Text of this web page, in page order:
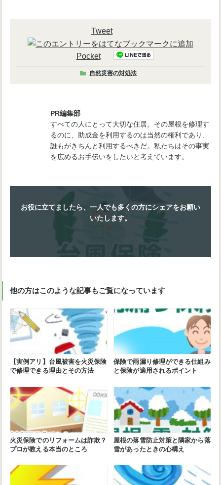
Tweet
Pocket
自然災害の対処法
PR編集部
すべての人にとって大切な住居。その屋根を修理す
るのに、助成金を利用するのは当然の権利であり、
誰もがきちんと利用するべきだ。私たちはその事実
を広めるお手伝いをしたいと考えています。
お役に立てましたら、一人でも多くの方にシェアをお願い
いたします。
他の方はこのような記事もご覧になっています
【実例アリ】台風被害を火災保険
で修理できる理由とその方法
保険で雨漏り修理ができる仕組み
と保険が適用されるポイント
火災保険でのリフォームは詐欺？
プロが教える本当のところ
屋根の落雪防止対策と隣家から落
雪があったときの心構え